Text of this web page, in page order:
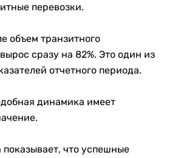
перевозки.
объем транзитного
сразу на 82%. Это один из
отчетного периода.
динамика имеет
что успешные